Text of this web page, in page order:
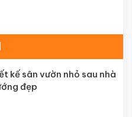
kế sân vườn nhỏ sau nhà
đẹp